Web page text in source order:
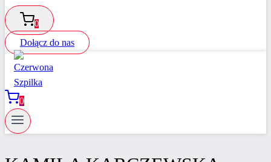
0
Dołącz do nas
0